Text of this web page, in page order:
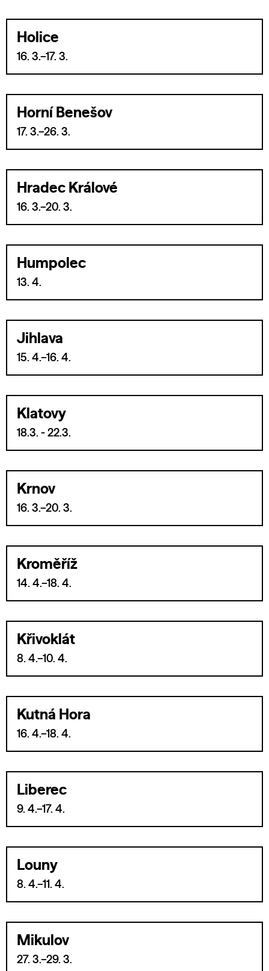
Holice
16. 3.–17. 3.
Horní Benešov
17. 3.–26. 3.
Hradec Králové
16. 3.–20. 3.
Humpolec
13. 4.
Jihlava
15. 4.–16. 4.
Klatovy
18.3. - 22.3.
Krnov
16. 3.–20. 3.
Kroměříž
14. 4.–18. 4.
Křivoklát
8. 4.–10. 4.
Kutná Hora
16. 4.–18. 4.
Liberec
9. 4.–17. 4.
Louny
8. 4.–11. 4.
Mikulov
27. 3.–29. 3.